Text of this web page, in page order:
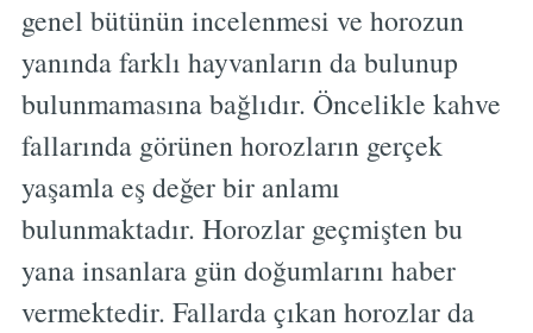
genel bütünün incelenmesi ve horozun
yanında farklı hayvanların da bulunup
bulunmamasına bağlıdır. Öncelikle kahve
fallarında görünen horozların gerçek
yaşamla eş değer bir anlamı
bulunmaktadır. Horozlar geçmişten bu
yana insanlara gün doğumlarını haber
vermektedir. Fallarda çıkan horozlar da